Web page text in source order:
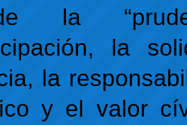
la
la
la
y el valor